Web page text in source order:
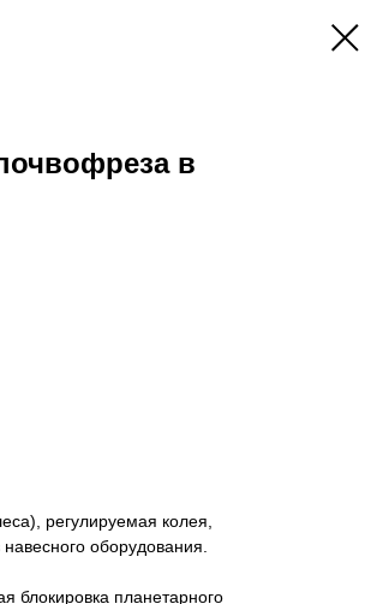
в
регулируемая колея,
оборудования.
блокировка планетарного